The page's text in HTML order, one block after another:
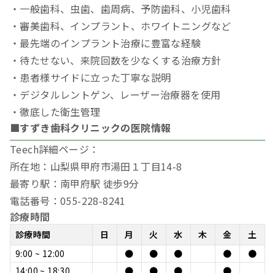
・一般歯科、虫歯、歯周病、予防歯科、小児歯科
・審美歯科、インプラント、ホワイトニングなど
・最先端のインプラント治療に豊富な経験
・待たせない、来院回数を少なくする治療方針
・患者様サイドに立った丁寧な説明
・デジタルレントゲン、レーザー治療器を使用
・徹底した衛生管理
■すずき歯科クリニックの医院情報
Teech詳細ページ：
所在地：山梨県甲府市湯田１丁目14-8
最寄り駅：南甲府駅 徒歩9分
電話番号：055-228-8241
診療時間
診療時間 日 月 火 水 木 金
土
9:00 ~ 12:00
● ● ● ●
●